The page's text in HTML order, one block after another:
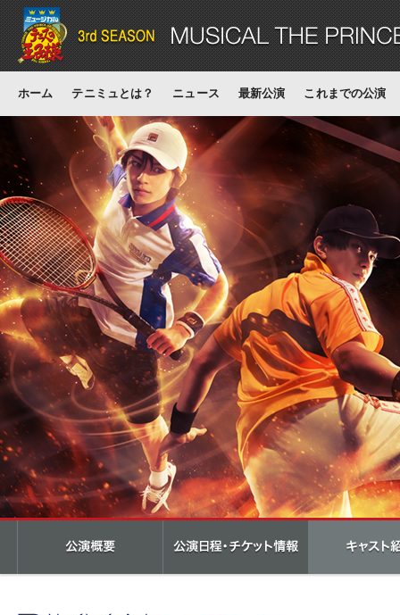
ホーム テニミュとは？ ニュース 最新公演 これまでの公演